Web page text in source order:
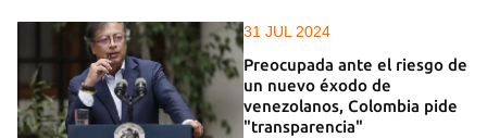
31 JUL 2024
Preocupada ante el riesgo de
un nuevo éxodo de
venezolanos, Colombia pide
"transparencia"